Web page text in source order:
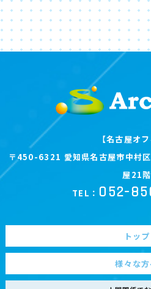
【名古屋オフ
〒450-6321 愛知県名古屋市中村
屋21階
TEL： 052-
トップ
様々な